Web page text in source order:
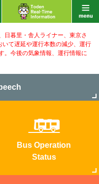
日暮里・舎人ライナー、東京さ
いて遅延や運行本数の減少、運行
。 今後の気象情報、運行情報に
Bus Operation
Status